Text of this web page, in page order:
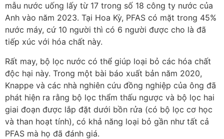
mẫu nước uống lấy từ 17 trong số 18 công ty nước của
Anh vào năm 2023. Tại Hoa Kỳ, PFAS có mặt trong 45%
nước máy, cứ 10 người thì có 6 người được cho là đã
tiếp xúc với hóa chất này.
Rất may, bộ lọc nước có thể giúp loại bỏ các hóa chất
độc hại này. Trong một bài báo xuất bản năm 2020,
Knappe và các nhà nghiên cứu đồng nghiệp của ông đã
phát hiện ra rằng bộ lọc thẩm thấu ngược và bộ lọc hai
giai đoạn được lắp đặt dưới bồn rửa (có bộ lọc cơ học
và than hoạt tính), có khả năng loại bỏ gần như tất cả
PFAS mà họ đã đánh giá.